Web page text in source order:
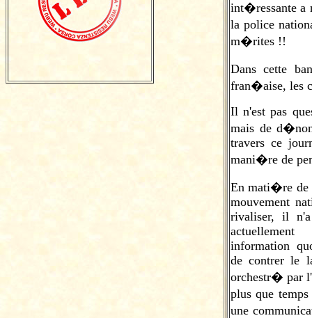
int�ressante a
la police
m�rites !!
Dans cette
fran�aise, les
Il n'est pas
mais de
travers ce
mani�re de
En mati�re de
mouvement
rivaliser, il
information
de contrer le
orchestr� par
plus que
une